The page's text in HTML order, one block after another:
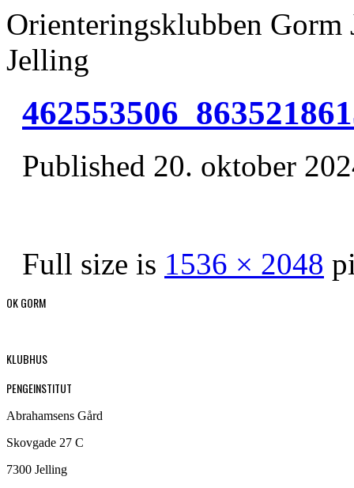
Orienteringsklubben
Jelling
Published 20. oktober
Full size is 1536 × 2048
OK GORM
KLUBHUS
PENGEINSTITUT
Abrahamsens Gård
Skovgade 27 C
7300 Jelling